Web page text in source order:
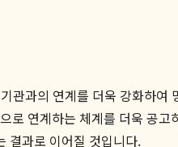
과의 연계를 더욱 강화하
연계하는 체계를 더욱 공
결과로 이어질 것입니다.